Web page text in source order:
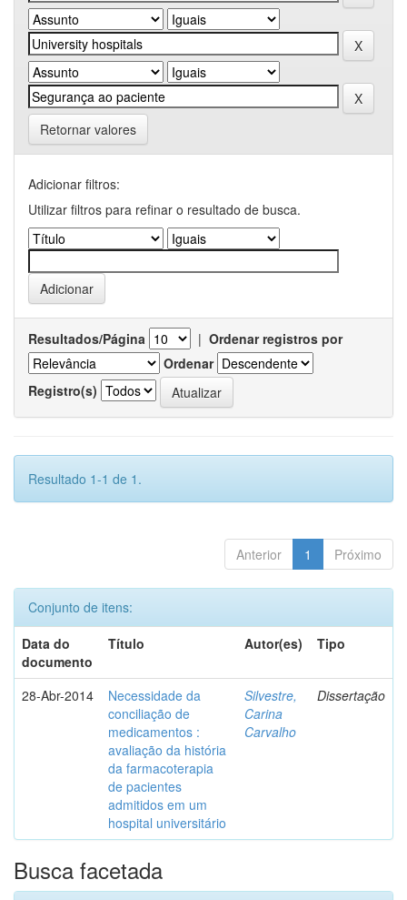
Retornar valores
Adicionar filtros:
Utilizar filtros para refinar o resultado de busca.
Resultados/Página | Ordenar registros por
Ordenar
Registro(s)
Resultado 1-1 de 1.
Anterior 1 Próximo
Conjunto de itens:
Data do
documento
Título Autor(es) Tipo
28-Abr-2014
Necessidade da
conciliação de
medicamentos :
avaliação da história
da farmacoterapia
de pacientes
admitidos em um
hospital universitário
Silvestre,
Carina
Carvalho
Dissertação
Busca facetada